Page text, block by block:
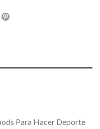
Para Hacer Deporte